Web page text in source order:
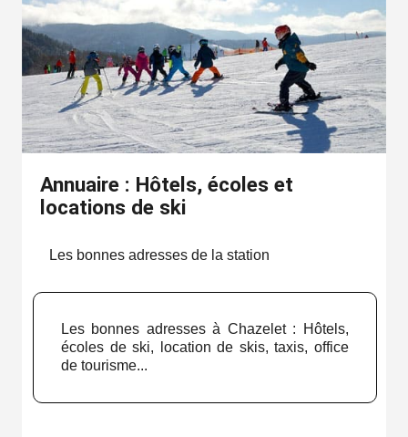
Annuaire : Hôtels, écoles et
locations de ski
Les bonnes adresses de la station
Les bonnes adresses à Chazelet : Hôtels,
écoles de ski, location de skis, taxis, office
de tourisme...